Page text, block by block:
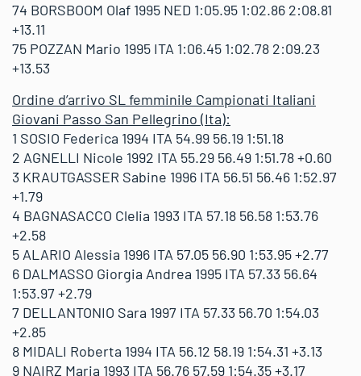
74 BORSBOOM Olaf 1995 NED 1:05.95 1:02.86 2:08.81
+13.11
75 POZZAN Mario 1995 ITA 1:06.45 1:02.78 2:09.23
+13.53
Ordine d’arrivo SL femminile Campionati Italiani
Giovani Passo San Pellegrino (Ita):
1 SOSIO Federica 1994 ITA 54.99 56.19 1:51.18
2 AGNELLI Nicole 1992 ITA 55.29 56.49 1:51.78 +0.60
3 KRAUTGASSER Sabine 1996 ITA 56.51 56.46 1:52.97
+1.79
4 BAGNASACCO Clelia 1993 ITA 57.18 56.58 1:53.76
+2.58
5 ALARIO Alessia 1996 ITA 57.05 56.90 1:53.95 +2.77
6 DALMASSO Giorgia Andrea 1995 ITA 57.33 56.64
1:53.97 +2.79
7 DELLANTONIO Sara 1997 ITA 57.33 56.70 1:54.03
+2.85
8 MIDALI Roberta 1994 ITA 56.12 58.19 1:54.31 +3.13
9 NAIRZ Maria 1993 ITA 56.76 57.59 1:54.35 +3.17